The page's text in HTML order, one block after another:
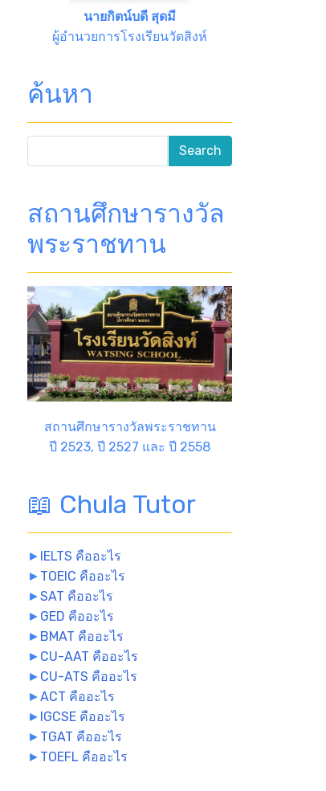
นายกิตน์บดี สุดมี
ผู้อำนวยการโรงเรียนวัดสิงห์
ค้นหา
สถานศึกษารางวัล
พระราชทาน
สถานศึกษารางวัลพระราชทาน
ปี 2523, ปี 2527 และ ปี 2558
📖 Chula Tutor
► IELTS คืออะไร
► TOEIC คืออะไร
►SAT คืออะไร
► GED คืออะไร
► BMAT คืออะไร
► CU-AAT คืออะไร
► CU-ATS คืออะไร
►ACT คืออะไร
► IGCSE คืออะไร
► TGAT คืออะไร
► TOEFL คืออะไร